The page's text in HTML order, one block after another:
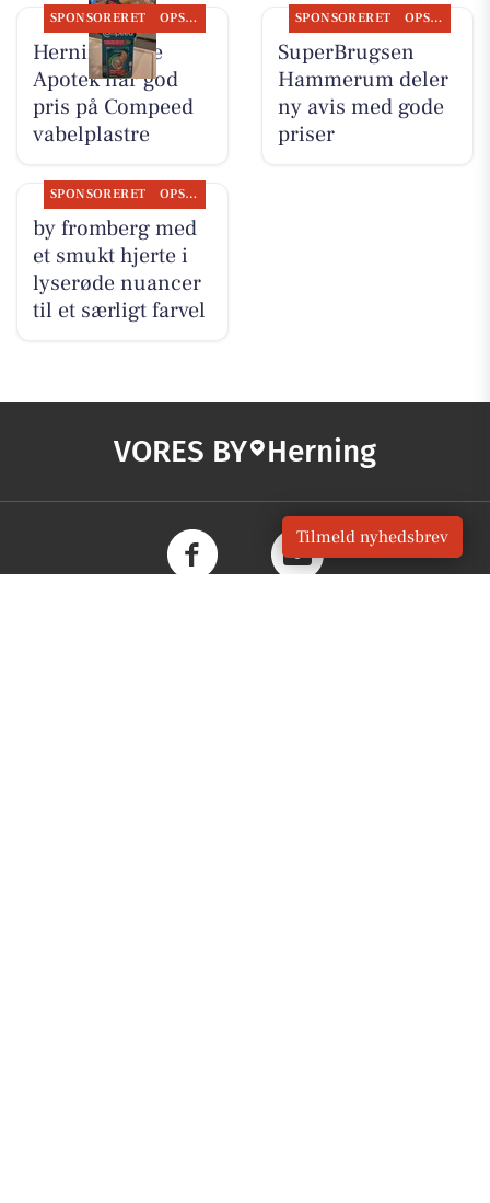
SPONSORERET OPSLAGSTAVLEN
Herning Løve
Apotek har god
pris på Compeed
vabelplastre
SPONSORERET OPSLAGSTAVLEN
SuperBrugsen
Hammerum deler
ny avis med gode
priser
SPONSORERET OPSLAGSTAVLEN
by fromberg med
et smukt hjerte i
lyserøde nuancer
til et særligt farvel
VORES BY Herning
Tilmeld nyhedsbrev